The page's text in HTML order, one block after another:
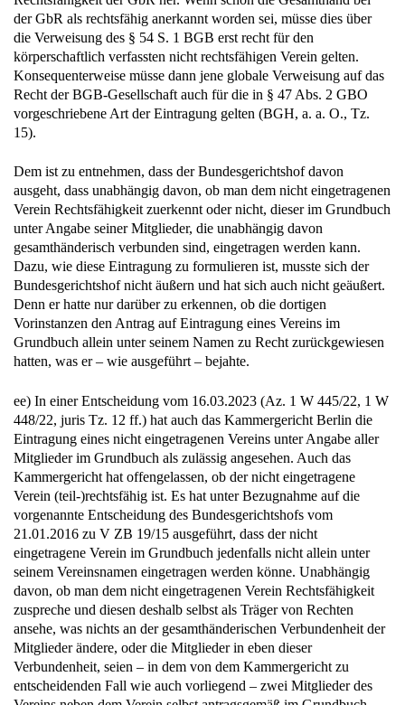
der GbR als rechtsfähig anerkannt worden sei, müsse dies über
die Verweisung des § 54 S. 1 BGB erst recht für den
körperschaftlich verfassten nicht rechtsfähigen Verein gelten.
Konsequenterweise müsse dann jene globale Verweisung auf das
Recht der BGB-Gesellschaft auch für die in § 47 Abs. 2 GBO
vorgeschriebene Art der Eintragung gelten (BGH, a. a. O., Tz.
15).
Dem ist zu entnehmen, dass der Bundesgerichtshof davon
ausgeht, dass unabhängig davon, ob man dem nicht eingetragenen
Verein Rechtsfähigkeit zuerkennt oder nicht, dieser im Grundbuch
unter Angabe seiner Mitglieder, die unabhängig davon
gesamthänderisch verbunden sind, eingetragen werden kann.
Dazu, wie diese Eintragung zu formulieren ist, musste sich der
Bundesgerichtshof nicht äußern und hat sich auch nicht geäußert.
Denn er hatte nur darüber zu erkennen, ob die dortigen
Vorinstanzen den Antrag auf Eintragung eines Vereins im
Grundbuch allein unter seinem Namen zu Recht zurückgewiesen
hatten, was er – wie ausgeführt – bejahte.
ee) In einer Entscheidung vom 16.03.2023 (Az. 1 W 445/22, 1 W
448/22, juris Tz. 12 ff.) hat auch das Kammergericht Berlin die
Eintragung eines nicht eingetragenen Vereins unter Angabe aller
Mitglieder im Grundbuch als zulässig angesehen. Auch das
Kammergericht hat offengelassen, ob der nicht eingetragene
Verein (teil-)rechtsfähig ist. Es hat unter Bezugnahme auf die
vorgenannte Entscheidung des Bundesgerichtshofs vom
21.01.2016 zu V ZB 19/15 ausgeführt, dass der nicht
eingetragene Verein im Grundbuch jedenfalls nicht allein unter
seinem Vereinsnamen eingetragen werden könne. Unabhängig
davon, ob man dem nicht eingetragenen Verein Rechtsfähigkeit
zuspreche und diesen deshalb selbst als Träger von Rechten
ansehe, was nichts an der gesamthänderischen Verbundenheit der
Mitglieder ändere, oder die Mitglieder in eben dieser
Verbundenheit, seien – in dem von dem Kammergericht zu
entscheidenden Fall wie auch vorliegend – zwei Mitglieder des